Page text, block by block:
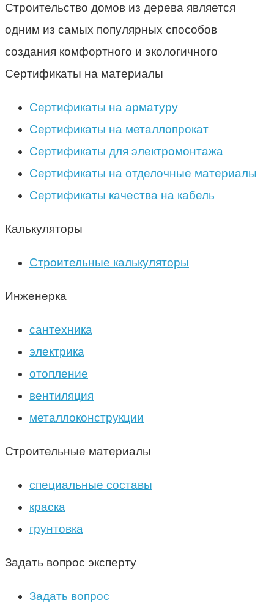
Строительство домов из дерева является
одним из самых популярных способов
создания комфортного и экологичного
Сертификаты на материалы
Сертификаты на арматуру
Сертификаты на металлопрокат
Сертификаты для электромонтажа
Сертификаты на отделочные материалы
Сертификаты качества на кабель
Калькуляторы
Строительные калькуляторы
Инженерка
сантехника
электрика
отопление
вентиляция
металлоконструкции
Строительные материалы
специальные составы
краска
грунтовка
Задать вопрос эксперту
Задать вопрос